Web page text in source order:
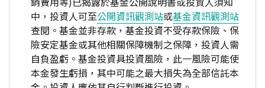
中，投資人可至公開資訊觀測站或基金資訊觀測站
查閱。基金並非存款，基金投資不受存款保險、保
險安定基金或其他相關保障機制之保障，投資人需
自負盈虧。基金投資具投資風險，此一風險可能使
本金發生虧損，其中可能之最大損失為全部信託本